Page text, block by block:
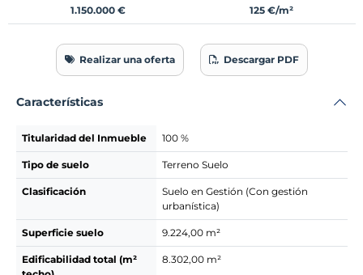
1.150.000 € 125 €/m²
Realizar una oferta Descargar PDF
Características
Titularidad del Inmueble 100 %
Tipo de suelo Terreno Suelo
Clasificación
Suelo en Gestión (Con gestión
urbanística)
Superficie suelo 9.224,00 m²
Edificabilidad total (m²
8.302,00 m²